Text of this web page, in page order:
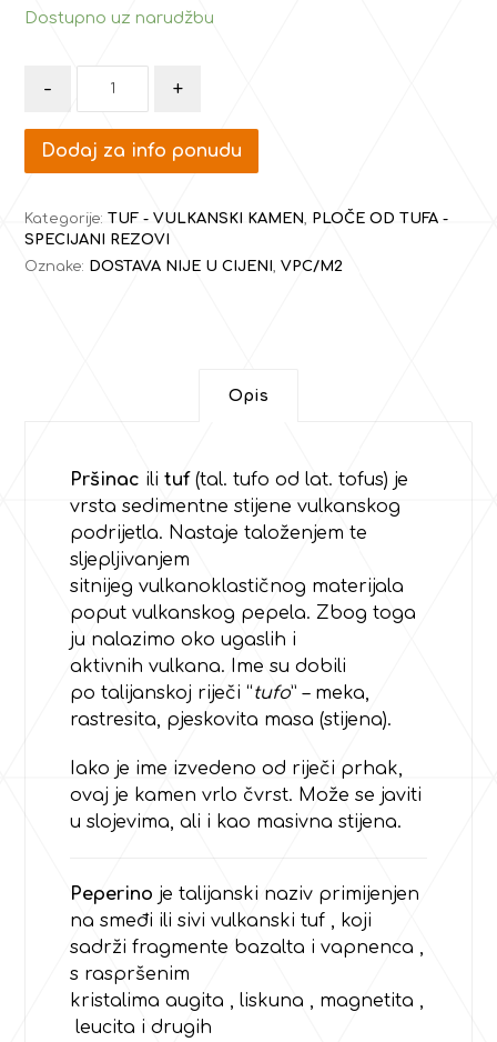
Dostupno uz narudžbu
- +
Dodaj za info ponudu
Kategorije: TUF - VULKANSKI KAMEN, PLOČE OD TUFA -
SPECIJANI REZOVI
Oznake: DOSTAVA NIJE U CIJENI,VPC/M2
Opis
Pršinac ilituf (tal. tufo od lat. tofus) je
vrsta sedimentne stijene vulkanskog
podrijetla. Nastaje taloženjem te
sljepljivanjem
sitnijeg vulkanoklastičnog materijala
poput vulkanskog pepela. Zbog toga
ju nalazimo oko ugaslih i
aktivnih vulkana. Ime su dobili
po talijanskoj riječi “tufo” – meka,
rastresita, pjeskovita masa (stijena).
Iako je ime izvedeno od riječi prhak,
ovaj je kamen vrlo čvrst. Može se javiti
u slojevima, ali i kao masivna stijena.
Peperino je talijanski naziv primijenjen
na smeđi ili sivivulkanskituf , koji
sadrži fragmente bazalta ivapnenca
s raspršenim
kristalima augita ,liskuna magnetita
leucita i drugih